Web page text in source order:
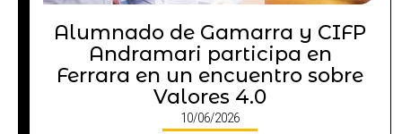
Alumnado de Gamarra y CIFP
Andramari participa en
Ferrara en un encuentro sobre
Valores 4.0
10/06/2026